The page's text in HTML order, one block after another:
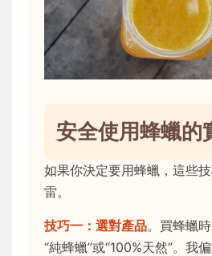
安全使用蜂蠟的
如果你決定要用蜂蠟，這些
雷。
技巧一：選對產品。買蜂蠟
“純蜂蠟”或“100%天然”。我